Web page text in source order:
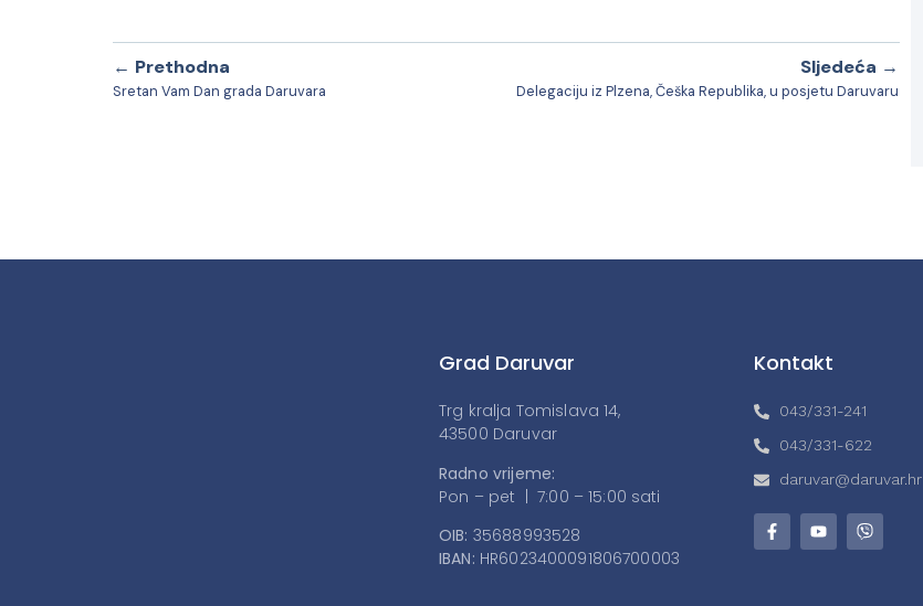
← Prethodna
Sretan Vam Dan grada Daruvara
Sljedeća →
Delegaciju iz Plzena, Češka Republika, u posjetu Daruvaru
Grad Daruvar
Trg kralja Tomislava 14,
43500 Daruvar
Radno vrijeme:
Pon – pet | 7:00 – 15:00 sati
OIB: 35688993528
IBAN: HR6023400091806700003
Kontakt
043/331-241
043/331-622
daruvar@daruvar.hr